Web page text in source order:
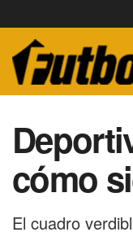
cómo
El cuadro